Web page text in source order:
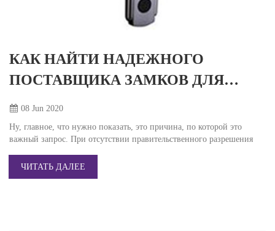
КАК НАЙТИ НАДЕЖНОГО
ПОСТАВЩИКА ЗАМКОВ ДЛЯ
ГОСТИНИЦ?
08 Jun 2020
Ну, главное, что нужно показать, это причина, по которой это
важный запрос. При отсутствии правительственного разрешения
ЧИТАТЬ ДАЛЕЕ